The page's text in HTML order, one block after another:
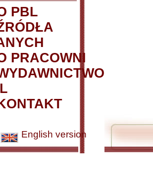
PBL
PRACOWNI
English version